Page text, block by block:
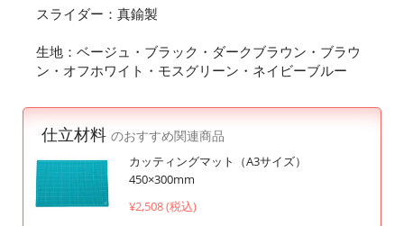
スライダー：真鍮製
生地：ベージュ・ブラック・ダークブラウン・ブラウ
ン・オフホワイト・モスグリーン・ネイビーブルー
仕立材料 のおすすめ関連商品
カッティングマット（A3サイズ）
450×300mm
¥2,508 (税込)